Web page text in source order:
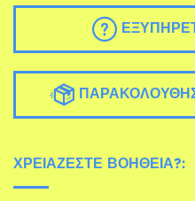
ΧΡΕΙΆΖΕΣΤΕ ΒΟΉΘΕΙΑ?: